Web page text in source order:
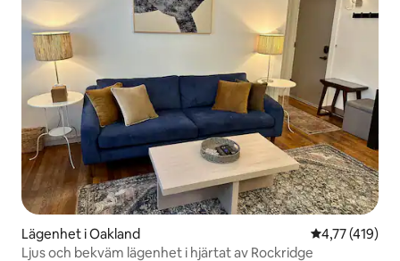
Lägenhet i Oakland 4,77 av 5 i
4,77 (419)
Ljus och bekväm lägenhet i hjärtat av Rockridge